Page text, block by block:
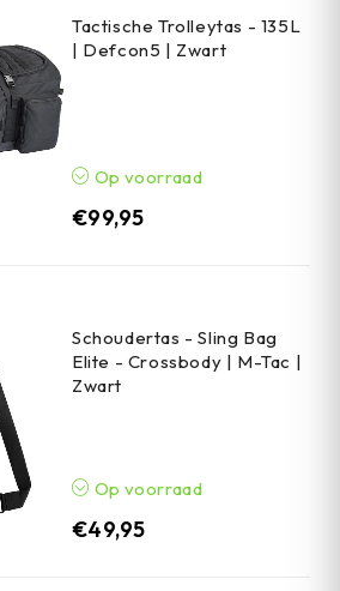
Tactische Trolleytas - 135L
| Defcon5 | Zwart
Op voorraad
€99,95
Schoudertas - Sling Bag
Elite - Crossbody | M-Tac |
Zwart
Op voorraad
€49,95